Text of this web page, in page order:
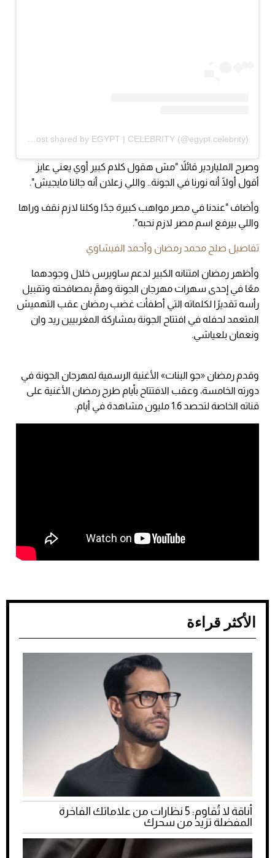
وصرح الملياردير قائلاً "مش هقول كلام كبير أوي يعني عايز
أقول أولًا أنه نورنا في الجونة.. واللي زعلان أنه جالنا مايجيش".
وأضاف "عندنا في مصر مواهب كبيرة جدًا وكلنا لازم نقف وراها
واللي بيرفع اسم مصر لازم نحبه".
تفاصيل صلح محمد رمضان وأحمد الفيشاوي
وأظهر رمضان امتنانه الكبير لدعم ساويرس خلال وجودهما
معًا في إحدى سهرات مهرجان الجونة وهمَّ بمصافحته وتقبيل
رأسه تقديرًا لكلماته التي أطفأت غضب رمضان عقب التهميش
المتعمد لحفله في افتتاح الجونة بمشاركة المغربيين ريد وان
ونعمان بلعياشي.
وقدم رمضان «جو البنات» الأغنية الرسمية لمهرجان الجونة في
دورته الخامسة، وعقب الافتتاح بأيام طرح رمضان الأغنية على
قناته الخاصة لتحصد 1.6 مليون مشاهدة في أيام.
الأكثر قراءة
أناقة لا تُقاوم: 5 نظارات من علاماتك الفاخرة
المفضلة تزيد من سحرك